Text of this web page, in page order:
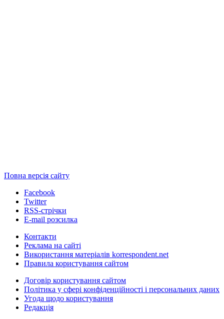
Повна версія сайту
Facebook
Twitter
RSS-стрічки
E-mail розсилка
Контакти
Реклама на сайті
Використання матеріалів korrespondent.net
Правила користування сайтом
Договір користування сайтом
Політика у сфері конфіденційності і персональних даних
Угода щодо користування
Редакція